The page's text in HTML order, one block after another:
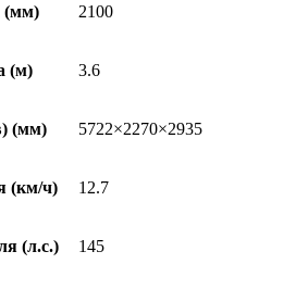
(мм) 2100
(м) 3.6
(мм) 5722×2270×2935
(км/ч) 12.7
(л.с.) 145